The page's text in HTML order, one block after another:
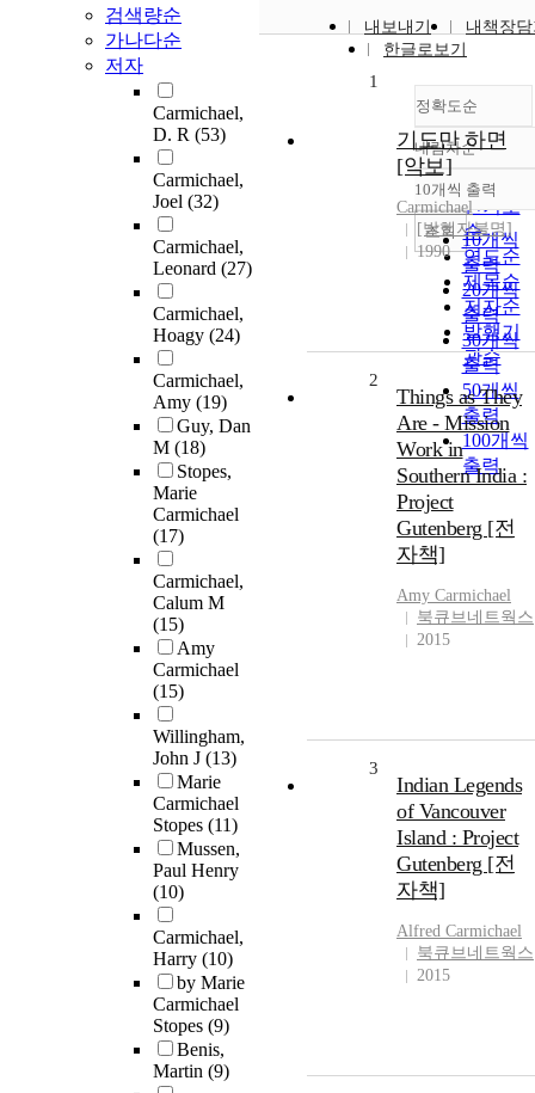
검색량순
가나다순
저자
Carmichael,
D. R (53)
Carmichael,
Joel (32)
Carmichael,
Leonard (27)
Carmichael,
Hoagy (24)
Carmichael,
Amy (19)
Guy, Dan
M (18)
Stopes,
Marie
Carmichael
(17)
Carmichael,
Calum M
(15)
Amy
Carmichael
(15)
Willingham,
John J (13)
Marie
Carmichael
Stopes (11)
Mussen,
Paul Henry
(10)
Carmichael,
Harry (10)
by Marie
Carmichael
Stopes (9)
Benis,
Martin (9)
내보내기
내책장
한글로보기
정확도순
정확도
순
인기도
순
연도순
제목순
저자순
발행기
관순
내림차순
내림차
10개씩 출력
10개씩
출력
20개씩
출력
30개씩
출력
50개씩
출력
100개씩
출력
조회
1
기도만 하면
[악보]
Carmichael
[발행자불명]
1990
2
Things as They
Are - Mission
Work in
Southern India :
Project
Gutenberg [전
자책]
Amy Carmichael
북큐브네트웍스
2015
3
Indian Legends
of Vancouver
Island : Project
Gutenberg [전
자책]
Alfred Carmichael
북큐브네트웍스
2015